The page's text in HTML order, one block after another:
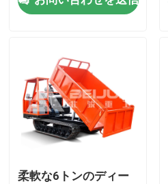
品質管理
地下のダンプ トラック
地下の採鉱トラック
地下の連結されたトラック
柔軟な6トンのディー